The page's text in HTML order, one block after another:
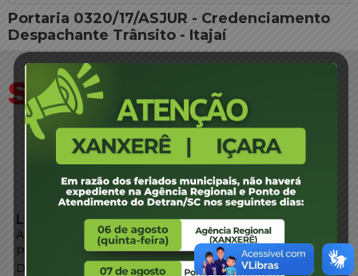
Portaria 0320/17/ASJUR - Credenciamento
Despachante Trânsito - Itajaí
LINKS EXTERNOS
Agência de Notícias
Portal de Serviços
Diário Oficial